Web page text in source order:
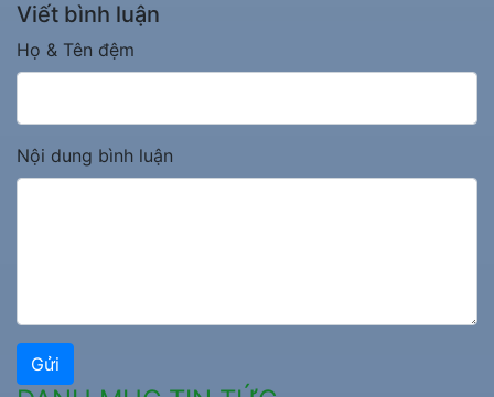
Viết bình luận
Họ & Tên đệm
Nội dung bình luận
Gửi